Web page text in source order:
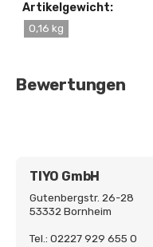
Artikelgewicht:
0,16 kg
Bewertungen
TIYO GmbH
Gutenbergstr. 26-28
53332 Bornheim
Tel.: 02227 929 655 0